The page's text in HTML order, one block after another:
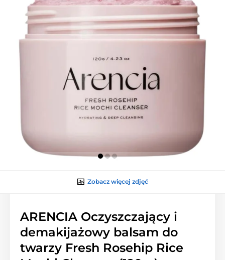
Zobacz więcej zdjęć
ARENCIA Oczyszczający i
demakijażowy balsam do
twarzy Fresh Rosehip Rice